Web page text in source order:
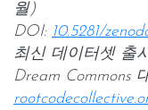
월)
DOI: 10.5281/
최신 데이터셋 출
Dream Commons